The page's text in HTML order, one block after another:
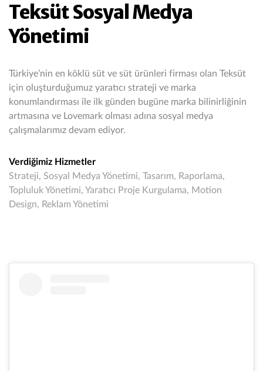
Teksüt Sosyal Medya
Yönetimi
Türkiye’nin en köklü süt ve süt ürünleri firması olan Teksüt
için oluşturduğumuz yaratıcı strateji ve marka
konumlandırması ile ilk günden bugüne marka bilinirliğinin
artmasına ve Lovemark olması adına sosyal medya
çalışmalarımız devam ediyor.
Verdiğimiz Hizmetler
Strateji, Sosyal Medya Yönetimi, Tasarım, Raporlama,
Topluluk Yönetimi, Yaratıcı Proje Kurgulama, Motion
Design, Reklam Yönetimi